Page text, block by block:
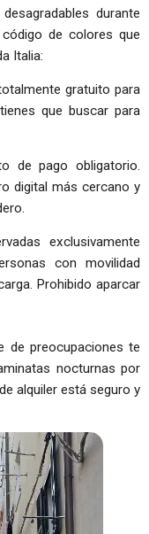
durante
de colores que
Italia:
gratuito para
que buscar para
de pago obligatorio.
digital más cercano y
exclusivamente
con movilidad
Prohibido aparcar
de preocupaciones te
nocturnas por
alquiler está seguro y